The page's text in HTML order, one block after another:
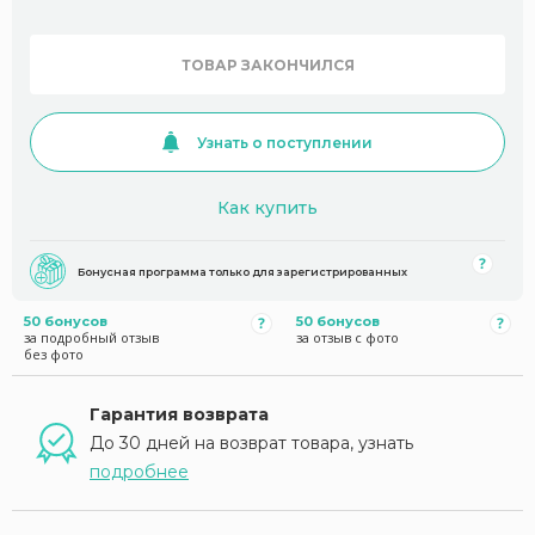
ТОВАР ЗАКОНЧИЛСЯ
Узнать о поступлении
Как купить
Бонусная программа только для зарегистрированных
50 бонусов
за подробный отзыв
без фото
50 бонусов
за отзыв с фото
Гарантия возврата
До 30 дней на возврат товара, узнать
подробнее